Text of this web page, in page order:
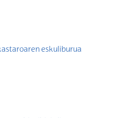
eskuliburua